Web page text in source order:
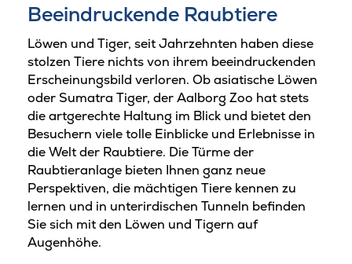
Beeindruckende Raubtiere
Löwen und Tiger, seit Jahrzehnten haben diese
stolzen Tiere nichts von ihrem beeindruckenden
Erscheinungsbild verloren. Ob asiatische Löwen
oder Sumatra Tiger, der Aalborg Zoo hat stets
die artgerechte Haltung im Blick und bietet den
Besuchern viele tolle Einblicke und Erlebnisse in
die Welt der Raubtiere. Die Türme der
Raubtieranlage bieten Ihnen ganz neue
Perspektiven, die mächtigen Tiere kennen zu
lernen und in unterirdischen Tunneln befinden
Sie sich mit den Löwen und Tigern auf
Augenhöhe.